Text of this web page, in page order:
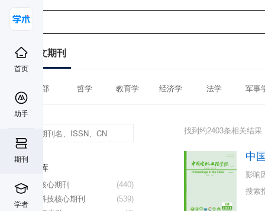
首页
助手
期刊
学者
中文期刊
全部 哲学 教育学 经济学 法学 军事
数据库
(440)
北大核心期刊
(539)
中国科技核心期刊
找到约2403条相关结果
中
影响
搜索